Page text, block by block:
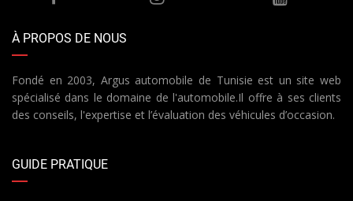
À PROPOS DE NOUS
Fondé en 2003, Argus automobile de Tunisie est un site web
spécialisé dans le domaine de l'automobile.Il offre à ses clients
des conseils, l'expertise et l’évaluation des véhicules d’occasion.
GUIDE PRATIQUE